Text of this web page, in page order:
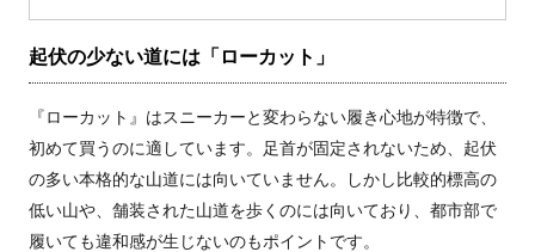
起伏の少ない道には「ローカット」
『ローカット』はスニーカーと変わらない履き心地が特徴で、
初めて買うのに適しています。足首が固定されないため、起伏
の多い本格的な山道には向いていません。しかし比較的標高の
低い山や、舗装された山道を歩くのには向いており、都市部で
履いても違和感が生じないのもポイントです。